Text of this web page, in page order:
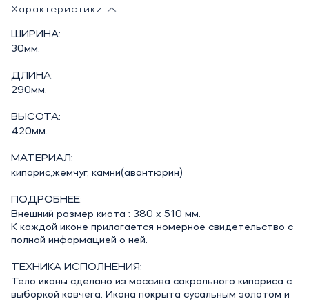
Характеристики:
ШИРИНА:
30мм.
ДЛИНА:
290мм.
ВЫСОТА:
420мм.
МАТЕРИАЛ:
кипарис,жемчуг, камни(авантюрин)
ПОДРОБНЕЕ:
Внешний размер киота : 380 х 510 мм.
К каждой иконе прилагается номерное свидетельство с
полной информацией о ней.
ТЕХНИКА ИСПОЛНЕНИЯ:
Тело иконы сделано из массива сакрального кипариса с
выборкой ковчега. Икона покрыта сусальным золотом и